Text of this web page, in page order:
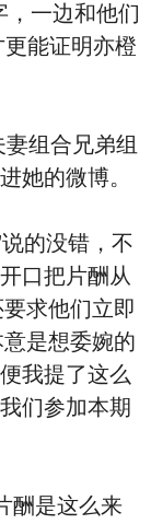
一边和他们
能证明亦橙
组合兄弟组
她的微博。
的没错，不
口把片酬从
求他们立即
是想委婉的
我提了这么
们参加本期
是这么来